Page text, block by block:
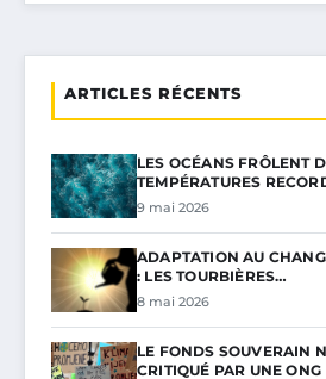
ARTICLES RÉCENTS
LES OCÉANS FRÔLENT
TEMPÉRATURES
9 mai 2026
ADAPTATION AU
: LES TOURBIÈRES…
8 mai 2026
LE FONDS SOUVERAIN
CRITIQUÉ PAR UNE